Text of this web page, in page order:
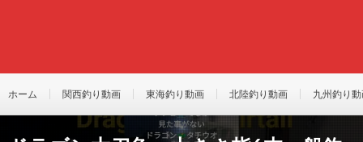
ホーム 関西釣り動画 東海釣り動画 北陸釣り動画 九州釣り